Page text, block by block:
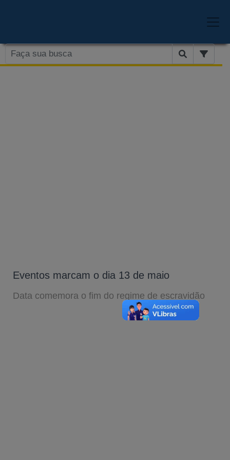
Eventos marcam o dia 13 de maio
Data comemora o fim do regime de escravidão